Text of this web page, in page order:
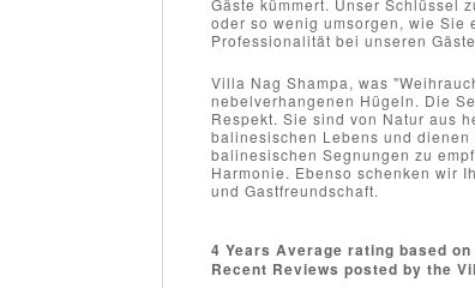
Gäste kümmert. Unser Schlüssel
oder so wenig umsorgen, wie Sie
Professionalität bei unseren
Villa Nag Shampa, was
nebelverhangenen Hügeln. Die
Respekt. Sie sind von Natur aus
balinesischen Lebens und
balinesischen Segnungen zu
Harmonie. Ebenso schenken wir
und Gastfreundschaft.
4 Years Average rating based on
Recent Reviews posted by the